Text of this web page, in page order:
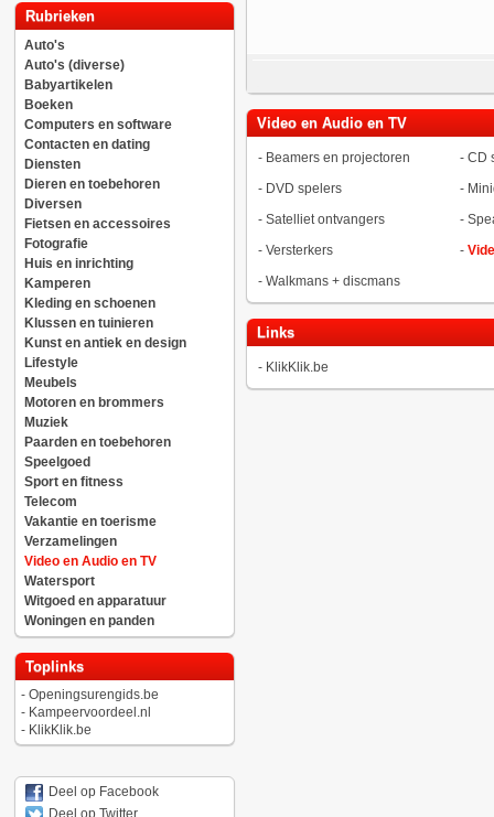
Rubrieken
Auto's
Auto's (diverse)
Babyartikelen
Boeken
Computers en software
Contacten en dating
Diensten
Dieren en toebehoren
Diversen
Fietsen en accessoires
Fotografie
Huis en inrichting
Kamperen
Kleding en schoenen
Klussen en tuinieren
Kunst en antiek en design
Lifestyle
Meubels
Motoren en brommers
Muziek
Paarden en toebehoren
Speelgoed
Sport en fitness
Telecom
Vakantie en toerisme
Verzamelingen
Video en Audio en TV
Watersport
Witgoed en apparatuur
Woningen en panden
Toplinks
- Openingsurengids.be
- Kampeervoordeel.nl
- KlikKlik.be
Deel op Facebook
Deel op Twitter
Video en Audio en TV
- Beamers en projectoren - CD
- DVD spelers -
- Satelliet ontvangers -
- Versterkers -
- Walkmans + discmans
Links
- KlikKlik.be